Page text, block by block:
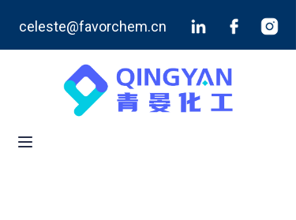
celeste@favorchem.cn
Blog